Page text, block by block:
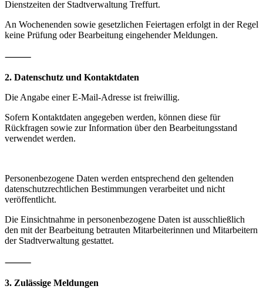
Dienstzeiten der Stadtverwaltung Treffurt.
An Wochenenden sowie gesetzlichen Feiertagen erfolgt in der Regel
keine Prüfung oder Bearbeitung eingehender Meldungen.
⸻
2. Datenschutz und Kontaktdaten
Die Angabe einer E-Mail-Adresse ist freiwillig.
Sofern Kontaktdaten angegeben werden, können diese für
Rückfragen sowie zur Information über den Bearbeitungsstand
verwendet werden.
Personenbezogene Daten werden entsprechend den geltenden
datenschutzrechtlichen Bestimmungen verarbeitet und nicht
veröffentlicht.
Die Einsichtnahme in personenbezogene Daten ist ausschließlich
den mit der Bearbeitung betrauten Mitarbeiterinnen und Mitarbeitern
der Stadtverwaltung gestattet.
⸻
3. Zulässige Meldungen